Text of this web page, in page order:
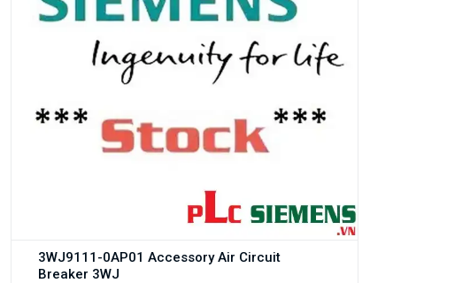
3WJ9111-0AP01 Accessory Air Circuit
Breaker 3WJ